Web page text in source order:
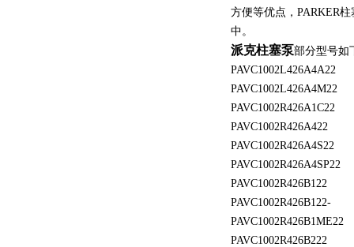
方便等优点，PARKER
中。
派克柱塞泵部分型号如
PAVC1002L426A4A22
PAVC1002L426A4M22
PAVC1002R426A1C22
PAVC1002R426A422
PAVC1002R426A4S22
PAVC1002R426A4SP22
PAVC1002R426B122
PAVC1002R426B122-
PAVC1002R426B1ME22
PAVC1002R426B222